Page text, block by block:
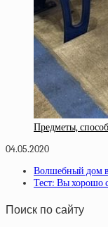
Предметы,
04.05.2020
Волшебный дом в
Тест: Вы хорошо
Поиск по сайту